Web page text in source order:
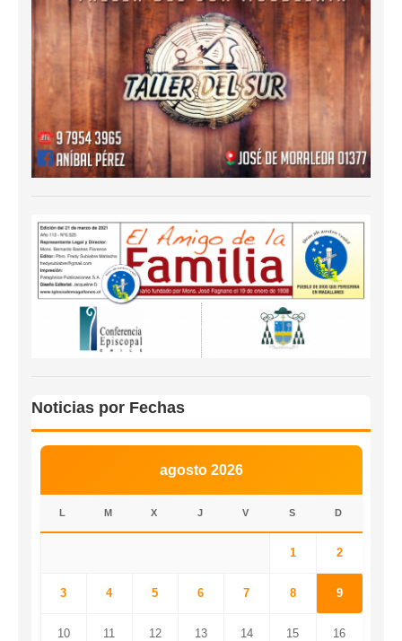
Noticias por Fechas
agosto 2026
L M X J V S D
1 2
3 4 5 6 7 8 9
10 11 12 13 14 15 16